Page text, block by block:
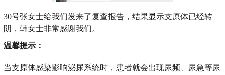
30号张女士给我们发来了复查报告，结果显示支原体已经转
阴，韩女士非常感谢我们。
温馨提示：
当支原体感染影响泌尿系统时，患者就会出现尿频、尿急等尿